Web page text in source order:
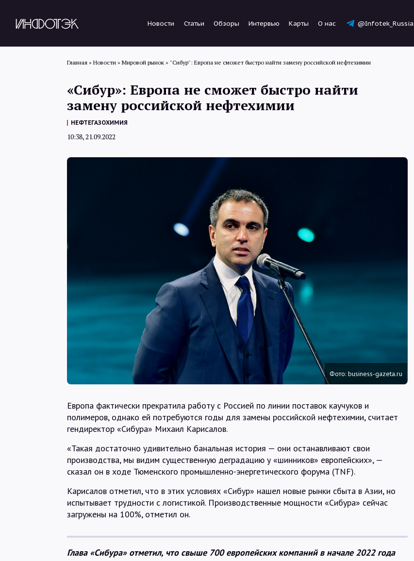
Новости Статьи Обзоры Интервью Карты О нас @Infotek_Russia
Статьи
@Infotek_Russia
Главная » Новости » Мировой рынок » "Сибур": Европа не сможет быстро найти замену российской нефтехимии
«Сибур»: Европа не сможет быстро найти
замену российской нефтехимии
НЕФТЕГАЗОХИМИЯ
10:38, 21.09.2022
Фото: business-gazeta.ru
Европа фактически прекратила работу с Россией по линии поставок каучуков и
полимеров, однако ей потребуются годы для замены российской нефтехимии, считает
гендиректор «Сибура» Михаил Карисалов.
«Такая достаточно удивительно банальная история — они останавливают свои
производства, мы видим существенную деградацию у «шинников» европейских», —
сказал он в ходе Тюменского промышленно-энергетического форума (TNF).
Карисалов отметил, что в этих условиях «Сибур» нашел новые рынки сбыта в Азии, но
испытывает трудности с логистикой. Производственные мощности «Сибура» сейчас
загружены на 100%, отметил он.
Глава «Сибура» отметил, что свыше 700 европейских компаний в начале 2022 года